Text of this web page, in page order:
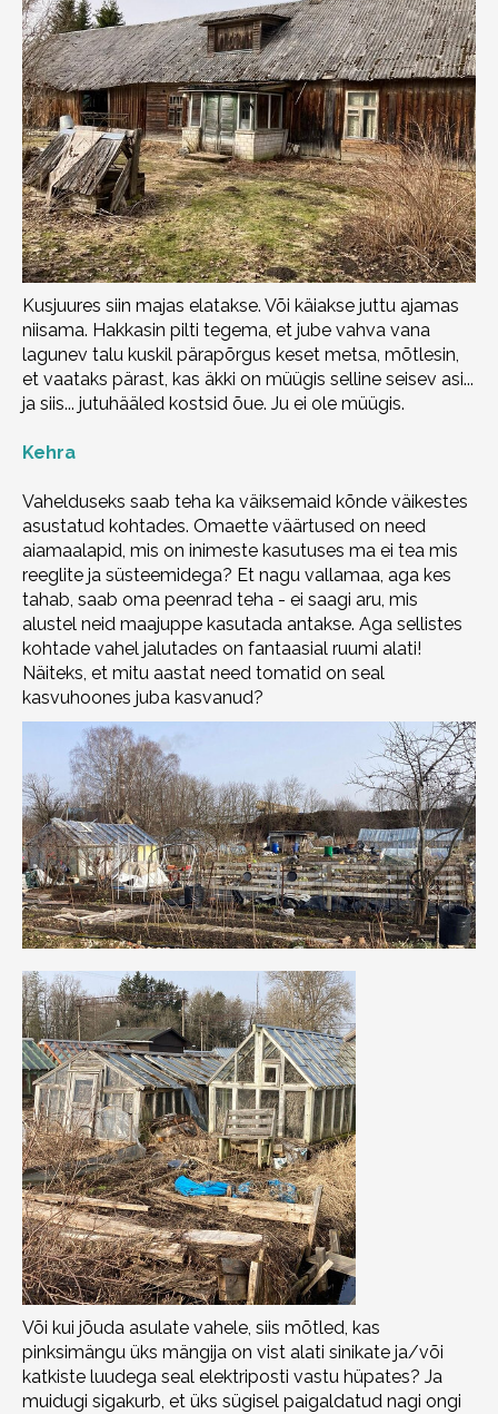
Kusjuures siin majas elatakse. Või käiakse juttu ajamas
niisama. Hakkasin pilti tegema, et jube vahva vana
lagunev talu kuskil pärapõrgus keset metsa, mõtlesin,
et vaataks pärast, kas äkki on müügis selline seisev asi...
ja siis... jutuhääled kostsid õue. Ju ei ole müügis.
Kehra
Vahelduseks saab teha ka väiksemaid kõnde väikestes
asustatud kohtades. Omaette väärtused on need
aiamaalapid, mis on inimeste kasutuses ma ei tea mis
reeglite ja süsteemidega? Et nagu vallamaa, aga kes
tahab, saab oma peenrad teha - ei saagi aru, mis
alustel neid maajuppe kasutada antakse. Aga sellistes
kohtade vahel jalutades on fantaasial ruumi alati!
Näiteks, et mitu aastat need tomatid on seal
kasvuhoones juba kasvanud?
Või kui jõuda asulate vahele, siis mõtled, kas
pinksimängu üks mängija on vist alati sinikate ja/või
katkiste luudega seal elektriposti vastu hüpates? Ja
muidugi sigakurb, et üks sügisel paigaldatud nagi ongi